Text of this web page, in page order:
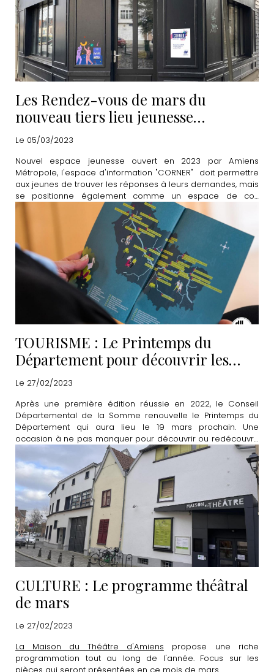
Les Rendez-vous de mars du
nouveau tiers lieu jeunesse
"CORNER"
Le 05/03/2023
Nouvel espace jeunesse ouvert en 2023 par Amiens
Métropole, l'espace d'information "CORNER" doit permettre
aux jeunes de trouver les réponses à leurs demandes, mais
se positionne également comme un espace de co-
construction et de partage. Découvrez le programme
complet du mois de mars.
TOURISME : Le Printemps du
Département pour découvrir les
"merveilles à proximité"
Le 27/02/2023
Après une première édition réussie en 2022, le Conseil
Départemental de la Somme renouvelle le Printemps du
Département qui aura lieu le 19 mars prochain. Une
occasion à ne pas manquer pour découvrir ou redécouvrir
de nombreux lieux emblématiques de la Somme.
CULTURE : Le programme théâtral
de mars
Le 27/02/2023
La Maison du Théâtre d'Amiens propose une riche
programmation tout au long de l'année. Focus sur les
pièces qui seront présentées en ce mois de mars.